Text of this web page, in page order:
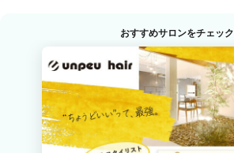
沿線・駅を選択 市区町村を選択
西院(阪急)
おすすめサロンをチェック